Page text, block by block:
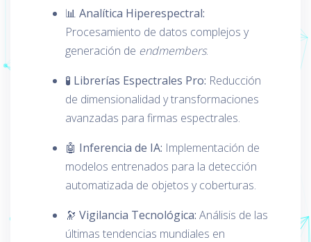
📊 Analítica Hiperespectral:
Procesamiento de datos complejos y
generación de endmembers.
🧪 Librerías Espectrales Pro: Reducción
de dimensionalidad y transformaciones
avanzadas para firmas espectrales.
🤖 Inferencia de IA: Implementación de
modelos entrenados para la detección
automatizada de objetos y coberturas.
🔭 Vigilancia Tecnológica: Análisis de las
últimas tendencias mundiales en